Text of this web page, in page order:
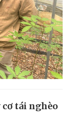
tái nghèo